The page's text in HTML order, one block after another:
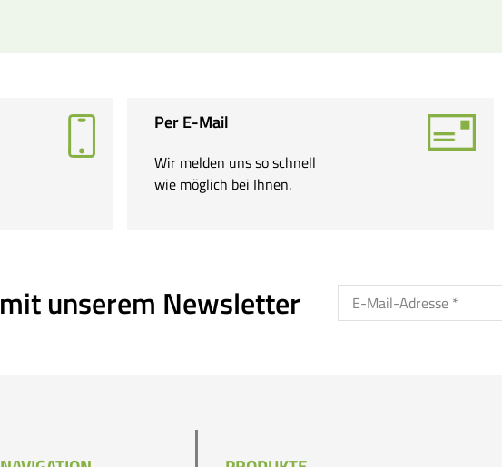
Per E-Mail
Wir melden uns so schnell
wie möglich bei Ihnen.
mit unserem Newsletter